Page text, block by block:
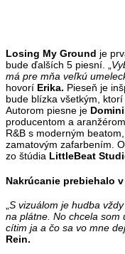
Losing My Ground je
bude ďalších 5 piesní. „
má pre mňa veľkú
hovorí Erika. Pieseň je
bude blízka všetkým,
Autorom piesne je
producentom a
R&B s moderným
zamatovým zafarbením.
zo štúdia LittleBeat
Nakrúcanie prebiehalo
S vizuálom je hudba
na plátne. No chcela som
cítim ja a čo sa vo mne
Rein.